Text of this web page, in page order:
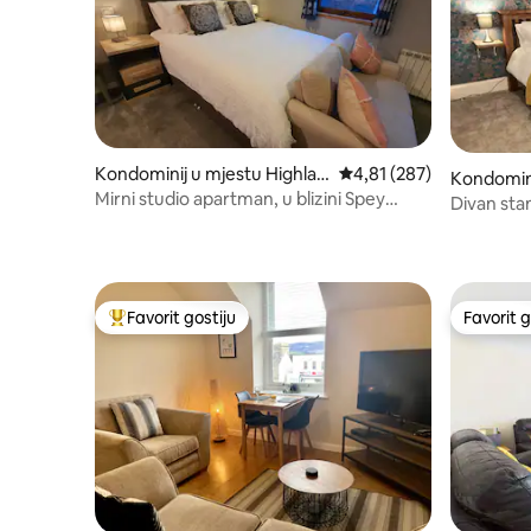
Kondominij u mjestu Highlan
d Council
Prosječna ocjena: 4,81
4,81 (287)
Mirni studio apartman, u blizini Spey
d Council
Divan
Glavni favorit gostiju
Favorit gostiju Favorit
Favorit